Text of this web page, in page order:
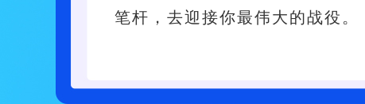
笔杆，去迎接你最伟大的战役。